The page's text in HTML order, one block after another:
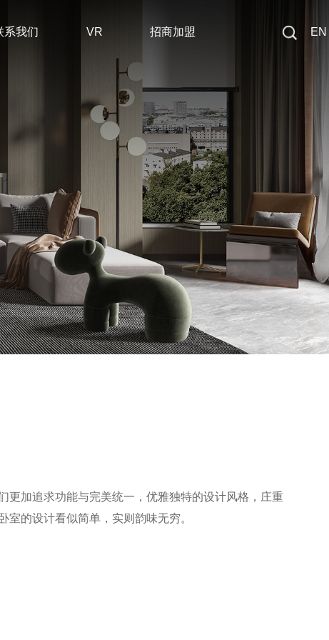
系我们 VR 招商加盟 EN
更加追求功能与完美统一，优雅独特的设计风格，庄重
室的设计看似简单，实则韵味无穷。